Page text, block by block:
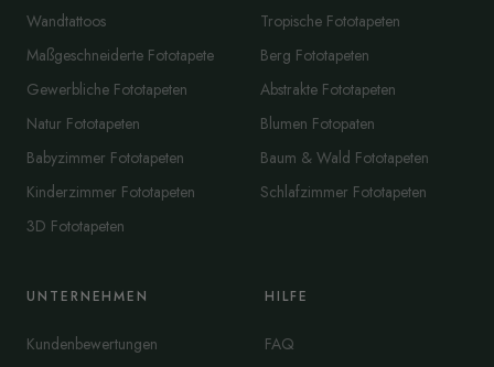
Wandtattoos
Maßgeschneiderte Fototapete
Gewerbliche Fototapeten
Natur Fototapeten
Babyzimmer Fototapeten
Kinderzimmer Fototapeten
3D Fototapeten
Tropische Fototapeten
Berg Fototapeten
Abstrakte Fototapeten
Blumen Fotopaten
Baum & Wald Fototapeten
Schlafzimmer Fototapeten
UNTERNEHMEN
Kundenbewertungen
HILFE
FAQ